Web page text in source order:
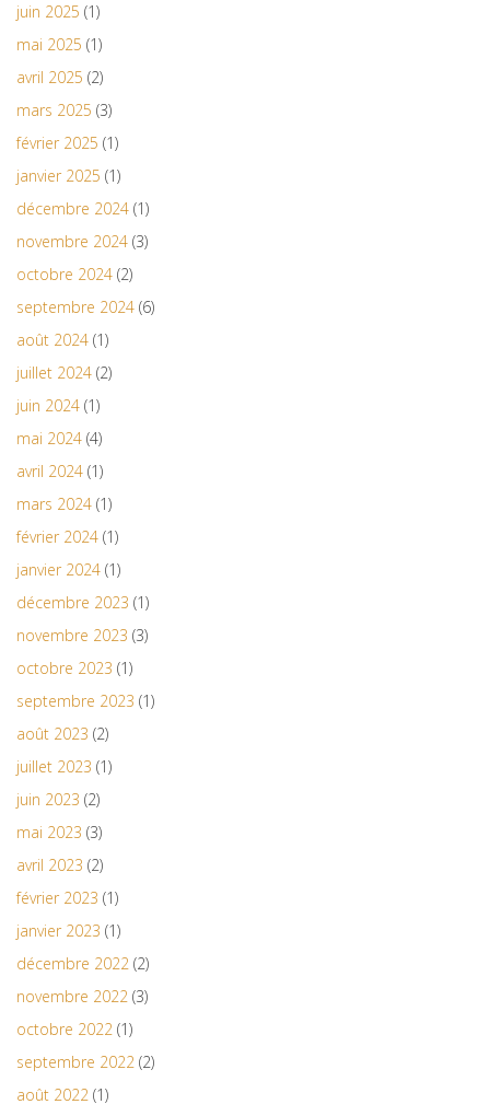
juin 2025 (1)
mai 2025 (1)
avril 2025 (2)
mars 2025 (3)
février 2025 (1)
janvier 2025 (1)
décembre 2024 (1)
novembre 2024 (3)
octobre 2024 (2)
septembre 2024 (6)
août 2024 (1)
juillet 2024 (2)
juin 2024 (1)
mai 2024 (4)
avril 2024 (1)
mars 2024 (1)
février 2024 (1)
janvier 2024 (1)
décembre 2023 (1)
novembre 2023 (3)
octobre 2023 (1)
septembre 2023 (1)
août 2023 (2)
juillet 2023 (1)
juin 2023 (2)
mai 2023 (3)
avril 2023 (2)
février 2023 (1)
janvier 2023 (1)
décembre 2022 (2)
novembre 2022 (3)
octobre 2022 (1)
septembre 2022 (2)
août 2022 (1)